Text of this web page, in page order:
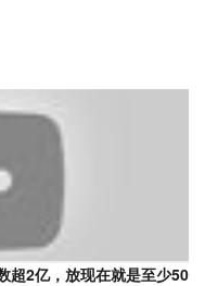
超2亿，放现在就是至少50